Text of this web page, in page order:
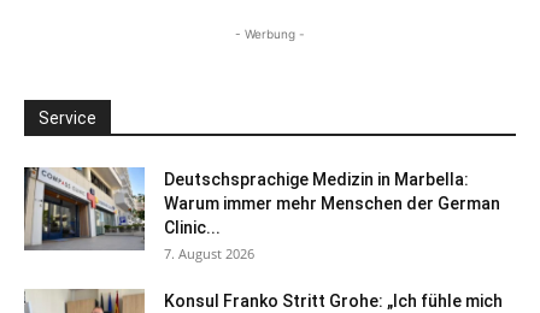
- Werbung -
Service
Deutschsprachige Medizin in Marbella:
Warum immer mehr Menschen der German
Clinic...
7. August 2026
Konsul Franko Stritt Grohe: „Ich fühle mich